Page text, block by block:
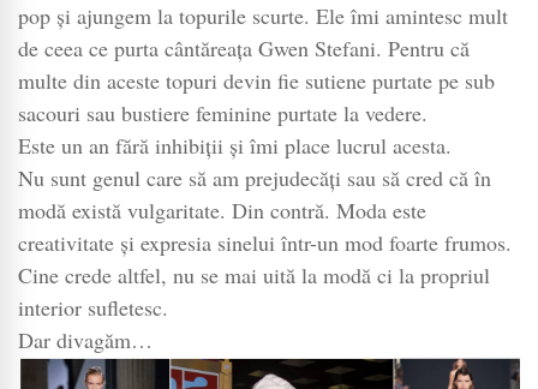
pop și ajungem la topurile scurte. Ele îmi amintesc mult
de ceea ce purta cântăreața Gwen Stefani. Pentru că
multe din aceste topuri devin fie sutiene purtate pe sub
sacouri sau bustiere feminine purtate la vedere.
Este un an fără inhibiții și îmi place lucrul acesta.
Nu sunt genul care să am prejudecăți sau să cred că în
modă există vulgaritate. Din contră. Moda este
creativitate și expresia sinelui într-un mod foarte frumos.
Cine crede altfel, nu se mai uită la modă ci la propriul
interior sufletesc.
Dar divagăm…